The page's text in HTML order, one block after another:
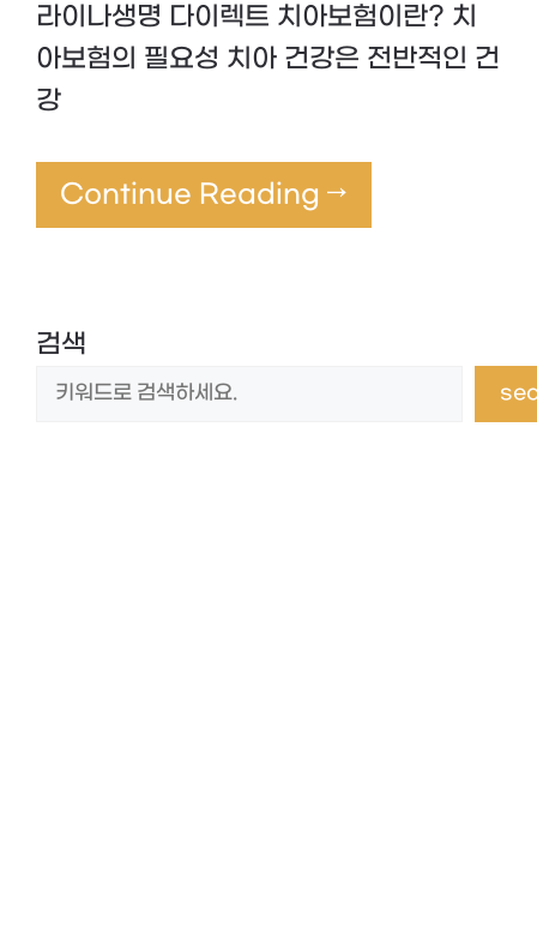
라이나생명 다이렉트 치아보험이란? 치
아보험의 필요성 치아 건강은 전반적인 건
강
Continue Reading →
검색